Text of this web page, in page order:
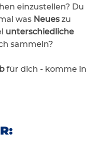
einzustellen? Du
was Neueszu
unterschiedliche
sammeln?
für dich - komme in